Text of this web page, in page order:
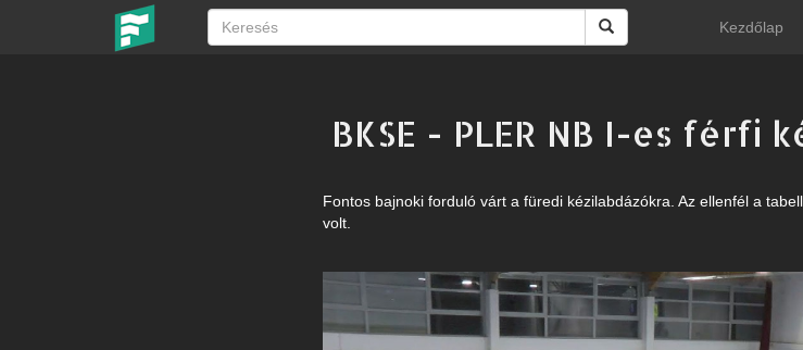
Kezdőlap
BKSE - PLER NB I-es férfi
Fontos bajnoki forduló várt a füredi kézilabdázókra. Az ellenfél a
volt.